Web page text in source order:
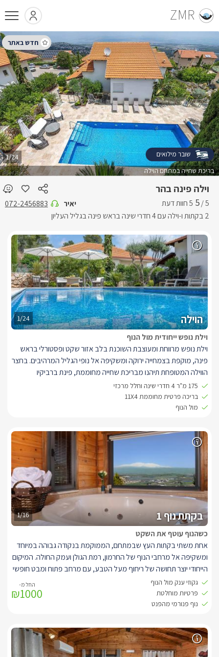
ZMR
וילה פינה בהר
5 /
5
2 בקתות ו-וילה עם 4 חדרי שינה בראש פינה בגליל העליון
יאיר 072-2456883
בריכת שחייה במתחם הוילה
1/24 שובר מילואים
1/24 הוילה
וילת נופש ייחודית מול הנוף
וילת נופש מרווחת ומעוצבת השוכנת בלב אזור שקט ופסטורלי בראש
פינה, מוקפת בצמחייה ירוקה ומשקיפה אל נופי הגליל המרהיבים. בחצר
הווילה המטופחת תיהנו מבריכת שחייה מחוממת, פינת ברביקיו
מאובזרת ומגוון פינות ישיבה נעימות הפזורות בין הגינות הפורחות.
בחלל הפנים מחכה לכם סלון גדול ומואר בעיצוב אלגנטי, עם חלונות
גדולים הפונים אל הנוף ויציאה ישירה למרפסת. הסלון כולל פינות ישיבה
לרשות האורחים מטבח מאובזר לבישול מלא, פינת אוכל משפחתית, 4
חדרי שינה מעוצבים 3 חדרי רחצה מרווחים. מעל מתחם הווילה
ממוקמות שתי בקתות עץ קסומות ואינטימיות, הכוללות ג'קוזי פרטי
ומעניקות חוויית אירוח מפנקת במיוחד.(המתחם נמכר בשלמותו בעונה
חמה וחגים)
175 מ"ר 4 חדרי שינה וחלל מרכזי
בריכה פרטית מחוממת 11X4
מול הנוף
1/16 בקתת נוף 1
כשהנוף עוטף את השקט
אחת משתי בקתות העץ שבמתחם, הממוקמת בנקודה גבוהה במיוחד
ומשקיפה אל מרחבי הנוף של החרמון, רמת הגולן ועמק החולה. המיקום
הייחודי יוצר תחושה של ריחוף מעל הטבע, עם מרחב פתוח ומבט חופשי
אל האופק.
לבקתה מרפסת רחבת ידיים הפונה אל הנוף הפנורמי, פתוחה לשלושה
כיוונים ומציעה פינת רוגע מושלמת לשעות של מנוחה, נשימה עמוקה
בתוך הבקתה משולב ג’קוזי זוגי גדול, הממוקם בסמוך לחלון רחב
שמכניס פנימה את הנוף במלוא הדרו והופך כל רגע של רחצה לחוויה
מיוחדת. ריהוט העץ בבקתה נבחר בקפידה והובא בעבודת יד מהודו, עם
גקוזי ענק מול הנוף
פרטיות מוחלטת
נוף פנורמי מהפנט
₪1000